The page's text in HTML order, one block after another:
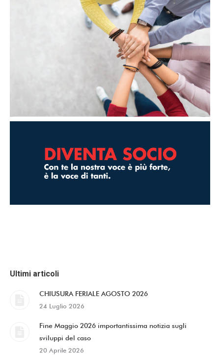
Ultimi articoli
CHIUSURA FERIALE AGOSTO 2026
24 Luglio 2026
Fine Maggio 2026 importantissima notizia sugli
sviluppi del caso
20 Aprile 2026